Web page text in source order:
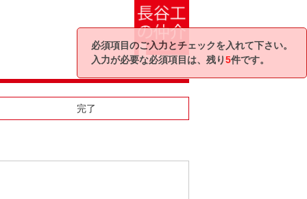
完了
必須項目のご入力とチェックを入れて下さい。
入力が必要な必須項目は、残り5件です。